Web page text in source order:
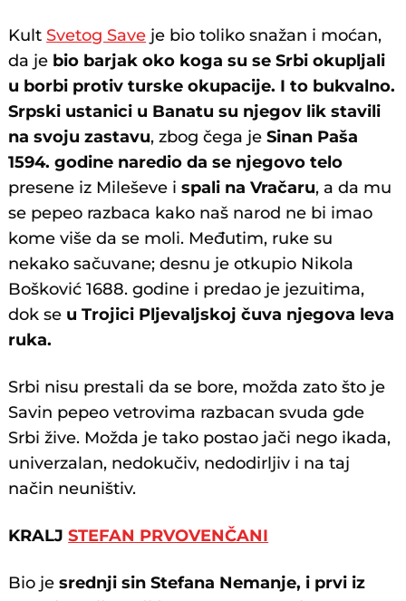
Kult Svetog Save je bio toliko snažan i moćan,
da je bio barjak oko koga su se Srbi okupljali
u borbi protiv turske okupacije. I to bukvalno.
Srpski ustanici u Banatu su njegov lik stavili
na svoju zastavu, zbog čega je Sinan Paša
1594. godine naredio da se njegovo telo
presene iz Mileševe ispali na Vračaru, a da mu
se pepeo razbaca kako naš narod ne bi imao
kome više da se moli. Međutim, ruke su
nekako sačuvane; desnu je otkupio Nikola
Bošković 1688. godine i predao je jezuitima,
dok se u Trojici Pljevaljskoj čuva njegova leva
ruka.
Srbi nisu prestali da se bore, možda zato što je
Savin pepeo vetrovima razbacan svuda gde
Srbi žive. Možda je tako postao jači nego ikada,
univerzalan, nedokučiv, nedodirljiv i na taj
način neuništiv.
KRALJSTEFAN PRVOVENČANI
Bio jesrednji sin Stefana Nemanje, i prvi iz